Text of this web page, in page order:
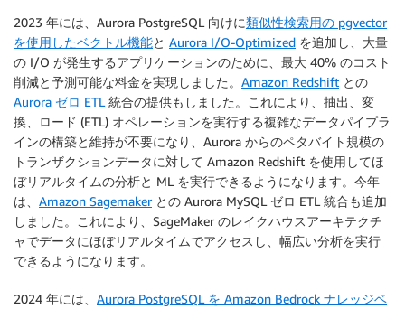
2023 年には、Aurora PostgreSQL 向けに類似性検索用の pgvector
を使用したベクトル機能と Aurora I/O-Optimized を追加し、大量
の I/O が発生するアプリケーションのために、最大 40% のコスト
削減と予測可能な料金を実現しました。 Amazon Redshift との
Aurora ゼロ ETL統合の提供もしました。これにより、抽出、変
換、ロード (ETL) オペレーションを実行する複雑なデータパイプラ
インの構築と維持が不要になり、Aurora からのペタバイト規模の
トランザクションデータに対して Amazon Redshift を使用してほ
ぼリアルタイムの分析と ML を実行できるようになります。今年
は、 Amazon Sagemakerとの Aurora MySQL ゼロ ETL 統合も追加
しました。これにより、SageMaker のレイクハウスアーキテクチ
ャでデータにほぼリアルタイムでアクセスし、幅広い分析を実行
できるようになります。
2024 年には、 Aurora PostgreSQL を Amazon Bedrock ナレッジベ